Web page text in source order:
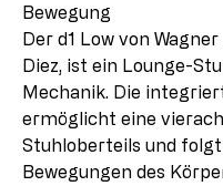
86863 Langenneufnach
E-Mail: info@topstar.de
Telefon: 08239/789-0
Dieses Modell trägt das
Fürth und erfüllt in diesem
sicherheitsrelevanten
Neuware mit
Dieses Produkt ist neu,
Restbeständen stammen,
Sortimentänderungen
mehr nachproduziert
werden in den Produkten
das Produkt zu günstigen
Bewegung
Der d1 Low von
Diez, ist ein Lounge-
Mechanik. Die
ermöglicht eine
Stuhloberteils und
Bewegungen des